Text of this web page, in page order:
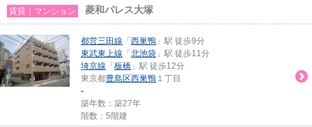
賃貸｜マンション 菱和パレス大塚
都営三田線 「 西巣鴨 」駅 徒歩9分
東武東上線 「 北池袋 」駅 徒歩11分
埼京線 「 板橋 」駅 徒歩12分
東京都豊島区西巣鴨 １丁目
-
築年数：築27年
階数：5階建